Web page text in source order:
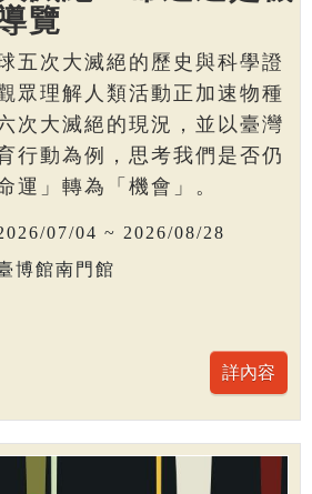
覽
五次大滅絕的歷史與科學證
眾理解人類活動正加速物種
次大滅絕的現況，並以臺灣
行動為例，思考我們是否仍
運」轉為「機會」。
07/04 ~ 2026/08/28
博館南門館